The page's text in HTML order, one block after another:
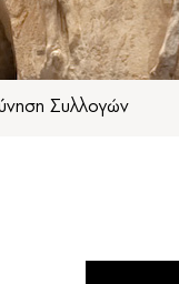
Συλλογών